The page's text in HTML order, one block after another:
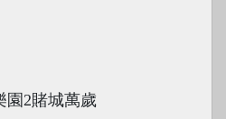
園2賭城萬歲